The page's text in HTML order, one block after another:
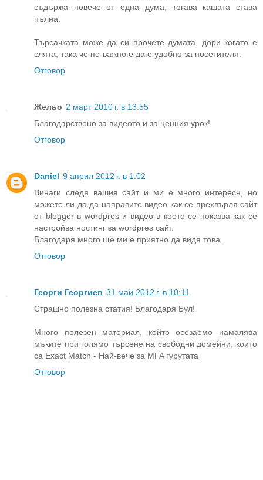
съдържа повече от една дума, тогава кашата става
пълна.
Търсачката може да си прочете думата, дори когато е
слята, така че по-важно е да е удобно за посетителя.
Отговор
Жельо 2 март 2010 г. в 13:55
Благодарствено за видеото и за ценния урок!
Отговор
Daniel 9 април 2012 г. в 1:02
Винаги следя вашия сайт и ми е много интересн, но
можете ли да да направите видео как се прехвърля сайт
от blogger в wordpres и видео в което се показва как се
настройва ностинг за wordpres сайт.
Благодаря много ще ми е приятно да видя това.
Отговор
Георги Георгиев 31 май 2012 г. в 10:11
Страшно полезна статия! Благодаря Бул!
Много полезен материал, който осезаемо намалява
мъките при голямо търсене на свободни домейни, които
са Exact Match - Най-вече за MFA гурутата
Отговор